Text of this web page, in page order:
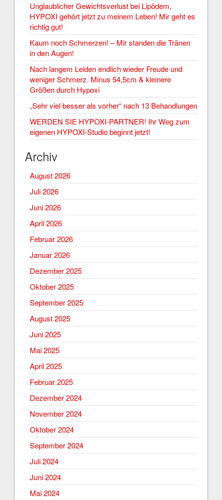
Unglaublicher Gewichtsverlust bei Lipödem,
HYPOXI gehört jetzt zu meinem Leben! Mir geht es
richtig gut!
Kaum noch Schmerzen! – Mir standen die Tränen
in den Augen!
Nach langem Leiden endlich wieder Freude und
weniger Schmerz. Minus 54,5cm & kleinere
Größen durch Hypoxi
„Sehr viel besser als vorher“ nach 13 Behandlungen
WERDEN SIE HYPOXI-PARTNER! Ihr Weg zum
eigenen HYPOXI-Studio beginnt jetzt!
Archiv
August 2026
Juli 2026
Juni 2026
April 2026
Februar 2026
Januar 2026
Dezember 2025
Oktober 2025
September 2025
August 2025
Juni 2025
Mai 2025
April 2025
Februar 2025
Dezember 2024
November 2024
Oktober 2024
September 2024
Juli 2024
Juni 2024
Mai 2024